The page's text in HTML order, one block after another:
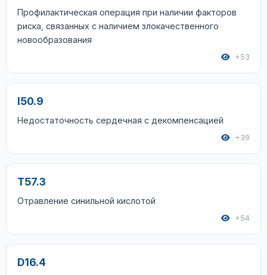
Профилактическая операция при наличии факторов
риска, связанных с наличием злокачественного
новообразования
+53
I50.9
Недостаточность сердечная с декомпенсацией
+39
T57.3
Отравление синильной кислотой
+54
D16.4